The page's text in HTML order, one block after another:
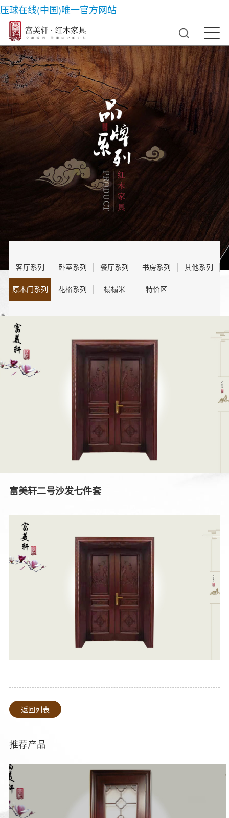
压球在线(中国)唯一官方网站
客厅系列 卧室系列 餐厅系列 书房系列 其他系列
原木门系列 花格系列 榻榻米 特价区
富美轩二号沙发七件套
返回列表
推荐产品